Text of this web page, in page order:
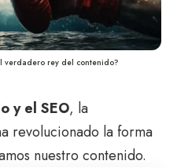
verdadero rey del contenido?
y el SEO, la
revolucionado la forma
nuestro contenido.